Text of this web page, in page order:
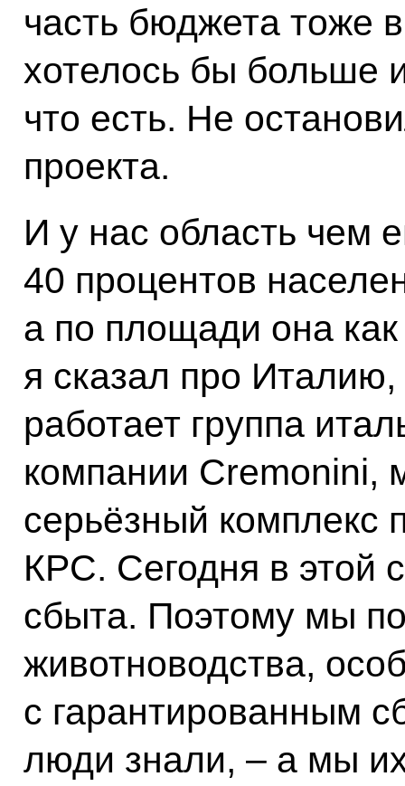
часть бюджета тоже
хотелось бы больше
что есть. Не
проекта.
И у нас область чем
40 процентов
а по площади она
я сказал про Италию,
работает группа
компании Cremonini,
серьёзный комплекс
КРС. Сегодня в этой
сбыта. Поэтому мы
животноводства,
с гарантированным
люди знали, – а мы